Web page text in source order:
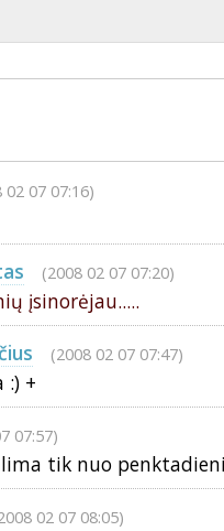
02 07 07:16)
(2008 02 07 07:20)
įsinorėjau.....
(2008 02 07 07:47)
:) +
07:57)
tik nuo
02 07 08:05)